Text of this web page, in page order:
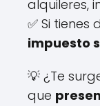
alquileres,
✅ Si
impuesto
💡 ¿Te
que